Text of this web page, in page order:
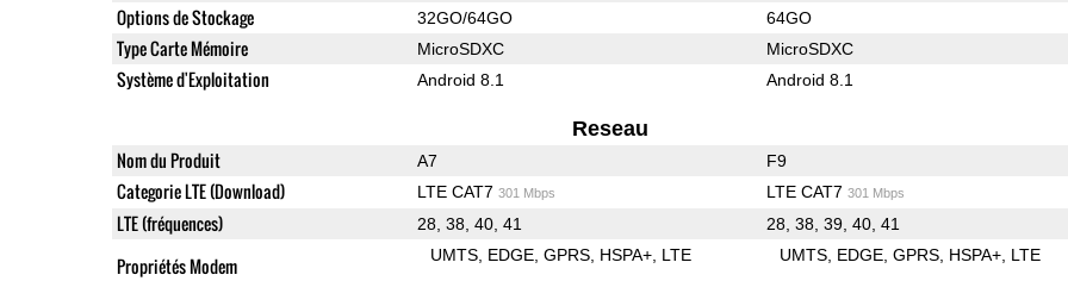
Options de Stockage 32GO/64GO 64GO
Type Carte Mémoire MicroSDXC MicroSDXC
Système d'Exploitation Android 8.1 Android 8.1
Reseau
Nom du Produit A7 F9
Categorie LTE (Download) LTE CAT7 301 Mbps LTE CAT7 301 Mbps
LTE (fréquences) 28, 38, 40, 41 28, 38, 39, 40, 41
Propriétés Modem UMTS EDGE GPRS HSPA+ LTE UMTS EDGE GPRS HSPA+ LTE